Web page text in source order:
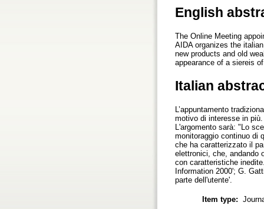
English
The Online Meeting
AIDA organizes the
new products and old
appearance of a siereis
Italian
L’appuntamento
motivo di interesse in
L'argomento sarà: "Lo
monitoraggio continuo di
che ha caratterizzato il
elettronici, che, andando
con caratteristiche
Information 2000'; G.
parte dell'utente'.
Item type: